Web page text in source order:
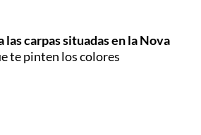
las carpas situadas en la Nova
te pinten los colores